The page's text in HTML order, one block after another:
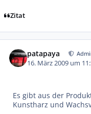
Zitat
patapaya
16. März 2009 um
Es gibt aus der
Kunstharz und